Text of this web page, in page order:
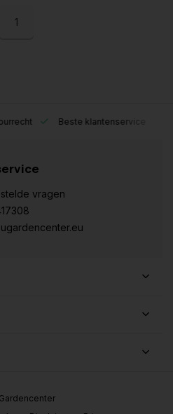
1
Beste klantenservice
vragen